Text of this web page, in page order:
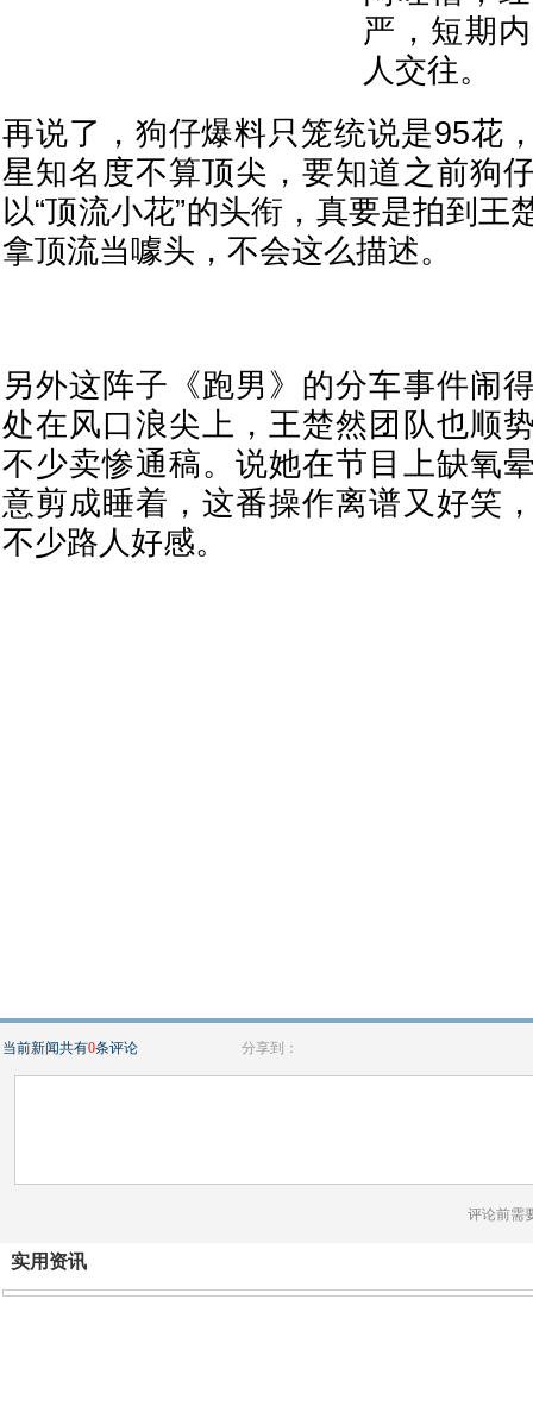
严，短期
人交往。
再说了，狗仔爆料只笼统说是95花
星知名度不算顶尖，要知道之前狗
以“顶流小花”的头衔，真要是拍到王
拿顶流当噱头，不会这么描述。
另外这阵子《跑男》的分车事件闹
处在风口浪尖上，王楚然团队也顺
不少卖惨通稿。说她在节目上缺氧
意剪成睡着，这番操作离谱又好笑
不少路人好感。
当前新闻共有0条评论 分享到：
评论前需
实用资讯